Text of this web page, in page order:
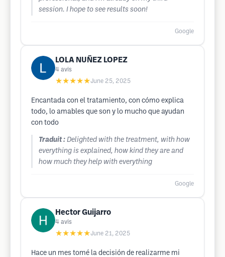
session. I hope to see results soon!
Google
LOLA NUÑEZ LOPEZ
4 avis
★★★★★June 25, 2025
Encantada con el tratamiento, con cómo explica
todo, lo amables que son y lo mucho que ayudan
con todo
Traduit : Delighted with the treatment, with how
everything is explained, how kind they are and
how much they help with everything
Google
Hector Guijarro
4 avis
★★★★★June 21, 2025
Hace un mes tomé la decisión de realizarme mi